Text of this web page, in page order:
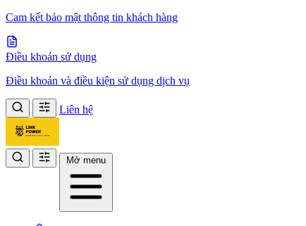
Cam kết bảo mật thông tin khách hàng
Điều khoản sử dụng
Điều khoản và điều kiện sử dụng dịch vụ
Liên hệ
Mở menu